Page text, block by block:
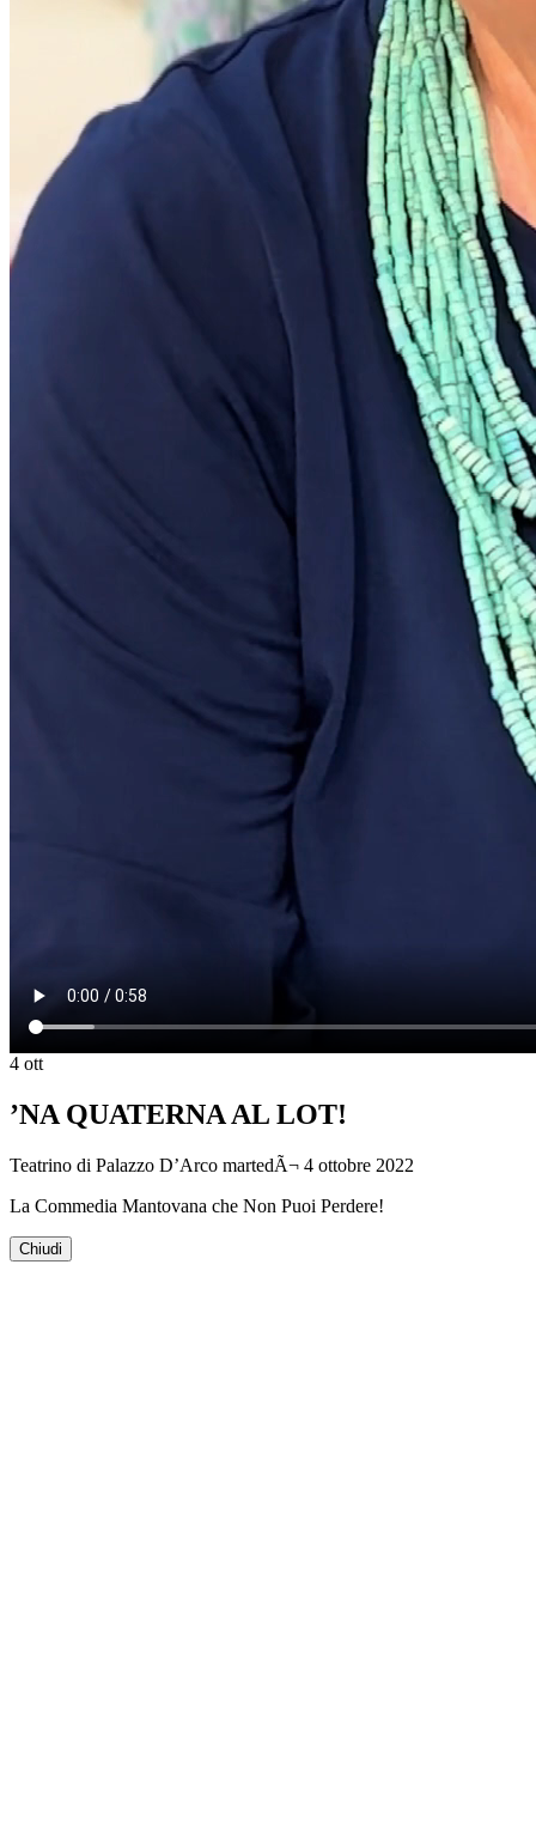
4 ott
’NA QUATERNA AL LOT!
Teatrino di Palazzo D’Arco martedÃ¬ 4 ottobre 2022
La Commedia Mantovana che Non Puoi Perdere!
Chiudi